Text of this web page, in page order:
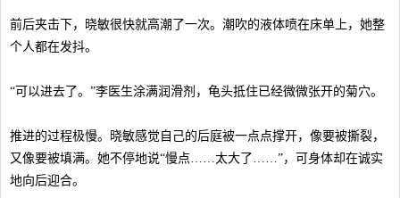
前后夹击下，晓敏很快就高潮了一次。潮吹的液体喷在床单上，她整
个人都在发抖。
“可以进去了。”李医生涂满润滑剂，龟头抵住已经微微张开的菊穴。
推进的过程极慢。晓敏感觉自己的后庭被一点点撑开，像要被撕裂，
又像要被填满。她不停地说“慢点……太大了……”，可身体却在诚实
地向后迎合。